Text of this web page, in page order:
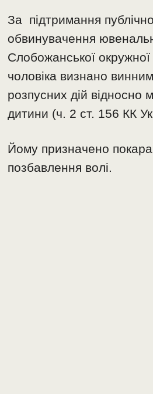
За підтримання
обвинувачення
Слобожанської
чоловіка визнано
розпусних дій відносно
дитини (ч. 2 ст. 156 КК
Йому призначено
позбавлення волі.